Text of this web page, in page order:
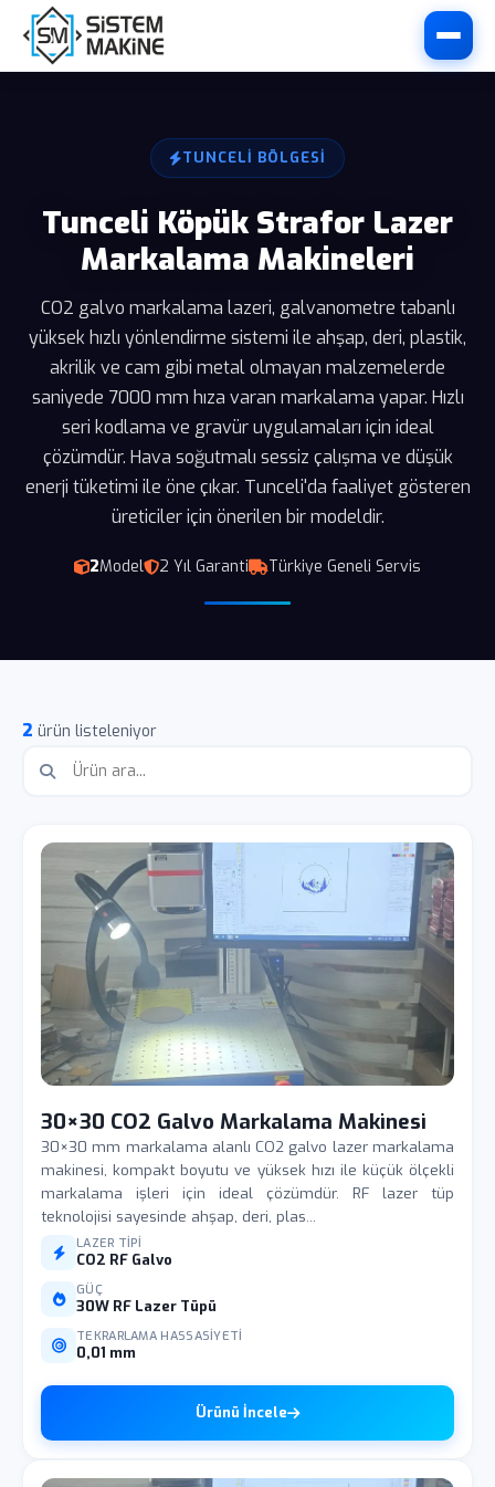
TUNCELI BÖLGESI
Tunceli Köpük Strafor Lazer
Markalama Makineleri
CO2 galvo markalama lazeri, galvanometre tabanlı
yüksek hızlı yönlendirme sistemi ile ahşap, deri, plastik,
akrilik ve cam gibi metal olmayan malzemelerde
saniyede 7000 mm hıza varan markalama yapar. Hızlı
seri kodlama ve gravür uygulamaları için ideal
çözümdür. Hava soğutmalı sessiz çalışma ve düşük
enerji tüketimi ile öne çıkar. Tunceli'da faaliyet gösteren
üreticiler için önerilen bir modeldir.
2Model 2 Yıl Garanti Türkiye Geneli Servis
2 ürün listeleniyor
30×30 CO2 Galvo Markalama Makinesi
30×30 mm markalama alanlı CO2 galvo lazer markalama
makinesi, kompakt boyutu ve yüksek hızı ile küçük ölçekli
markalama işleri için ideal çözümdür. RF lazer tüp
teknolojisi sayesinde ahşap, deri, plas...
LAZER TIPI
CO2 RF Galvo
GÜÇ
30W RF Lazer Tüpü
TEKRARLAMA HASSASIYETI
0,01 mm
Ürünü İncele